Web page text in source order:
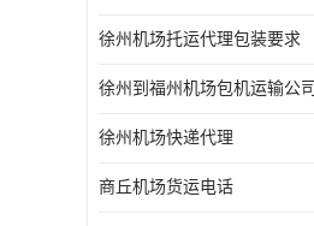
徐州机场托运代理包装要求
徐州到福州机场包机运输公司
徐州机场快递代理
商丘机场货运电话